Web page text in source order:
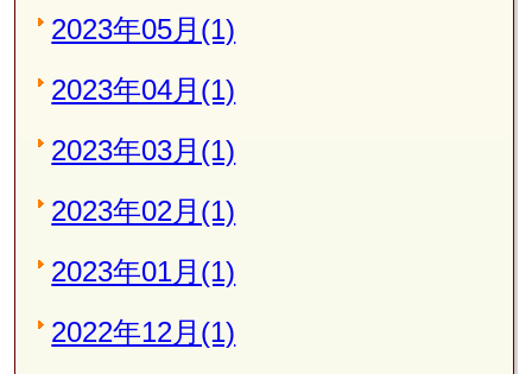
2023年05月(1)
2023年04月(1)
2023年03月(1)
2023年02月(1)
2023年01月(1)
2022年12月(1)